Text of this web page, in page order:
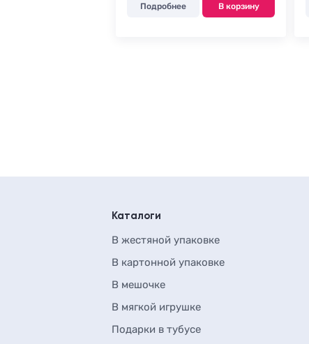
Подробнее В корзину
Каталоги
В жестяной упаковке
В картонной упаковке
В мешочке
В мягкой игрушке
Подарки в тубусе